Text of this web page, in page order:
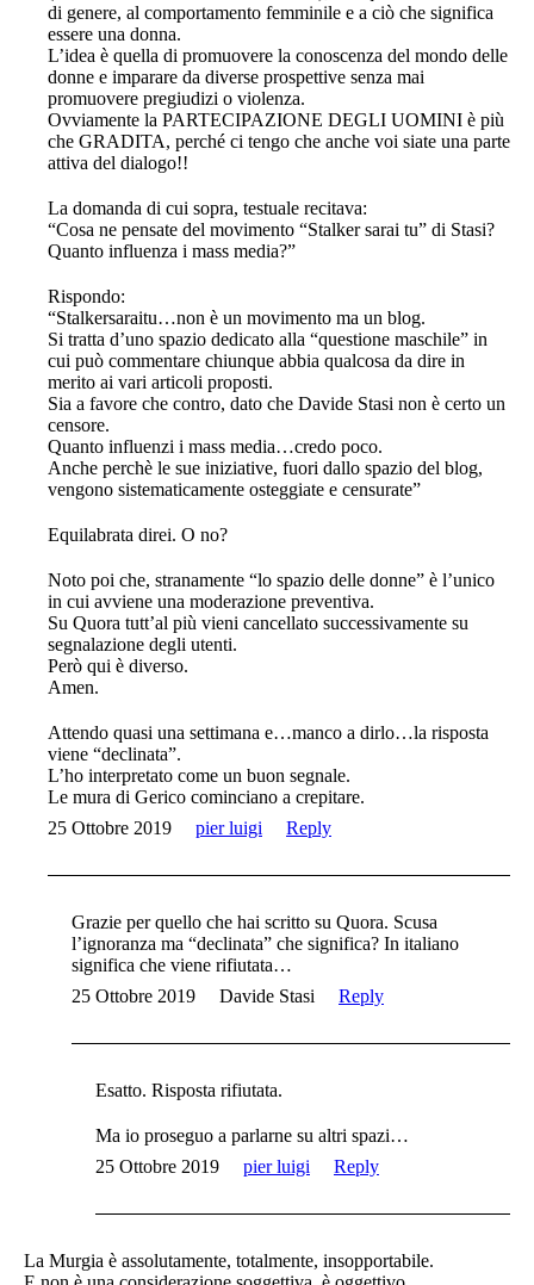
di genere, al comportamento femminile e a ciò che significa
essere una donna.
L’idea è quella di promuovere la conoscenza del mondo delle
donne e imparare da diverse prospettive senza mai
promuovere pregiudizi o violenza.
Ovviamente la PARTECIPAZIONE DEGLI UOMINI è più
che GRADITA, perché ci tengo che anche voi siate una parte
attiva del dialogo!!
La domanda di cui sopra, testuale recitava:
“Cosa ne pensate del movimento “Stalker sarai tu” di Stasi?
Quanto influenza i mass media?”
Rispondo:
“Stalkersaraitu…non è un movimento ma un blog.
Si tratta d’uno spazio dedicato alla “questione maschile” in
cui può commentare chiunque abbia qualcosa da dire in
merito ai vari articoli proposti.
Sia a favore che contro, dato che Davide Stasi non è certo un
censore.
Quanto influenzi i mass media…credo poco.
Anche perchè le sue iniziative, fuori dallo spazio del blog,
vengono sistematicamente osteggiate e censurate”
Equilabrata direi. O no?
Noto poi che, stranamente “lo spazio delle donne” è l’unico
in cui avviene una moderazione preventiva.
Su Quora tutt’al più vieni cancellato successivamente su
segnalazione degli utenti.
Però qui è diverso.
Amen.
Attendo quasi una settimana e…manco a dirlo…la risposta
viene “declinata”.
L’ho interpretato come un buon segnale.
Le mura di Gerico cominciano a crepitare.
25 Ottobre 2019
pier luigi Reply
Grazie per quello che hai scritto su Quora. Scusa
l’ignoranza ma “declinata” che significa? In italiano
significa che viene rifiutata…
25 Ottobre 2019
Davide Stasi Reply
Esatto. Risposta rifiutata.
Ma io proseguo a parlarne su altri spazi…
25 Ottobre 2019
pier luigi Reply
La Murgia è assolutamente, totalmente, insopportabile.